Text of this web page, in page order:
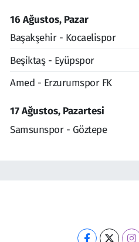
16 Ağustos, Pazar
Başakşehir - Kocaelispor
Beşiktaş - Eyüpspor
Amed - Erzurumspor FK
17 Ağustos, Pazartesi
Samsunspor - Göztepe